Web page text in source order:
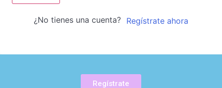
¿No tienes una cuenta? Regístrate ahora
Regístrate